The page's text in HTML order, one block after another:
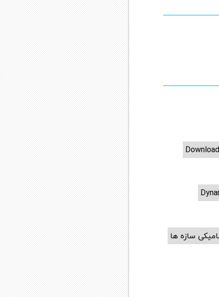
سازه ها